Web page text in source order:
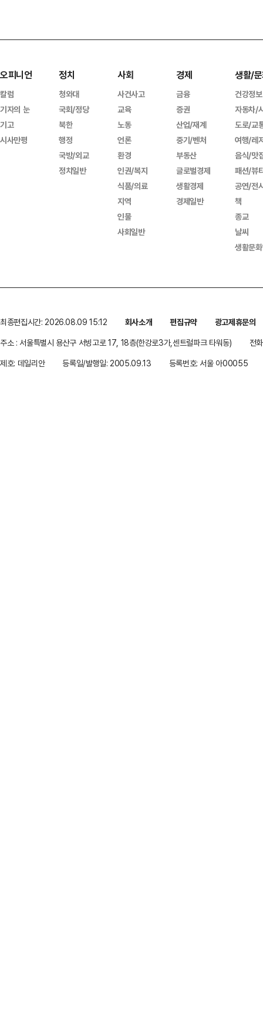
오피니언
칼럼
기자의 눈
기고
시사만평
정치
청와대
국회/정당
북한
행정
국방/외교
정치일반
사회
사건사고
교육
노동
언론
환경
인권/복지
식품/의료
지역
인물
사회일반
경제
금융
증권
산업/재계
중기/벤처
부동산
글로벌경제
생활경제
경제일반
생활/
건강정보
자동차/
도로/교
여행/레
음식/맛
패션/뷰
공연/전
책
종교
날씨
생활문
최종편집시간: 2026.08.09 15:12 회사소개 편집규약
광고제휴문의
주소 : 서울특별시 용산구 서빙고로 17, 18층(한강로3가,센트럴파크 타워동)
전
제호: 데일리안
등록일/발행일: 2005.09.13 등록번호: 서울 아00055